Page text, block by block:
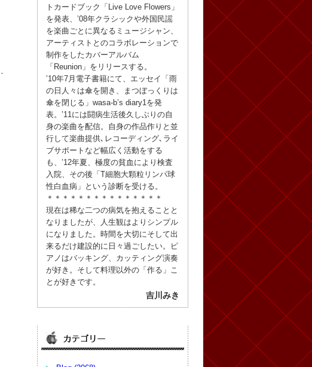
トカードブック「Live Love Flowers」
を発表、’08年クラシックや外国民謡
を楽曲ごとに異なるミュージシャン、
アーティストとのコラボレーションで
制作をしたカバーアルバム
「Reunion」をリリースする。
’10年7月電子書籍にて、エッセイ「雨
の日人々は傘を開き、まつぼっくりは
傘を閉じる」wasa-b’s diary1を発
表。’11には闘病生活後久しぶりの自
身の楽曲を配信。自身の作品作りと並
行して楽曲提供､レコーディング､ライ
ブサポートなど幅広く活動をする
も、’12年夏、極度の貧血により検査
入院、その後「T細胞大顆粒リンパ球
性白血病」という診断を受ける。
＊＊＊＊＊＊＊＊＊＊＊＊＊＊＊
現在は稀な二つの病気を抱えることと
なりましたが、人生観はよりシンプル
になりました。時間を大切にそして出
来るだけ建設的に日々過ごしたい。ピ
アノはバッキング、カッティング演奏
が好き。そして料理以外の「作る」こ
とが好きです。
吉川みき